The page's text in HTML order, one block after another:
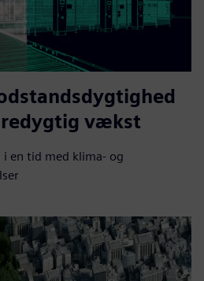
vækst
en tid med klima- og